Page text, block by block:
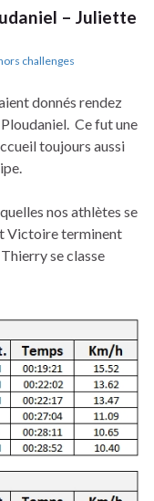
– Juliette
challenges
donnés rendez
Ce fut une
toujours aussi
nos athlètes se
Victoire terminent
se classe